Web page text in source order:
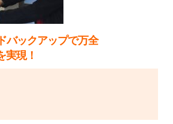
バックアップで万全
実現！